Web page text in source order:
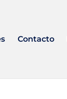
Contacto